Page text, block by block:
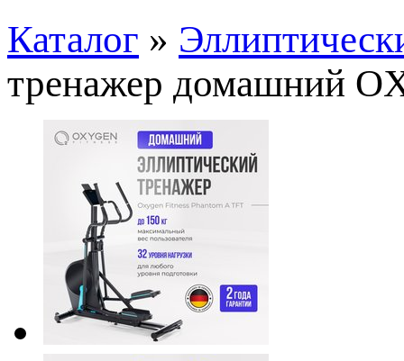
Каталог »
тренажер домашний